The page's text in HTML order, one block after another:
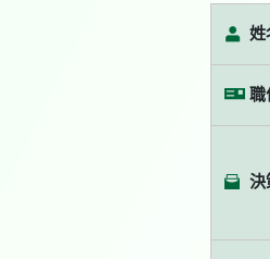
姓
職
決